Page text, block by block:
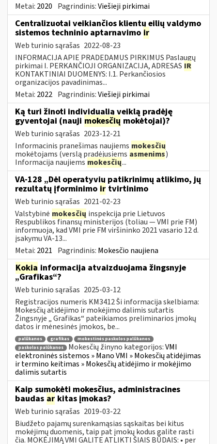
Metai: 2020 Pagrindinis:Viešieji pirkimai
Centralizuotai veikiančios klientų eilių valdymo
sistemos techninio aptarnavimo ir
Web turinio sąrašas 2022-08-23
INFORMACIJA APIE PRADEDAMUS PIRKIMUS Paslaugų
pirkimai I. PERKANČIOJI ORGANIZACIJA, ADRESAS IR
KONTAKTINIAI DUOMENYS: I.1. Perkančiosios
organizacijos pavadinimas...
Metai: 2022 Pagrindinis:Viešieji pirkimai
Ką turi žinoti individualią veiklą pradėję
gyventojai (nauji mokesčių mokėtojai)?
Web turinio sąrašas 2023-12-21
Informacinis pranešimas naujiems mokesčių
mokėtojams (verslą pradėjusiems asmenims)
Informacija naujiems mokesčių...
VA-128 „Dėl operatyvių patikrinimų atlikimo, jų
rezultatų įforminimo ir tvirtinimo
Web turinio sąrašas 2021-02-23
Valstybinė mokesčių inspekcija prie Lietuvos
Respublikos finansų ministerijos (toliau ― VMI prie FM)
informuoja, kad VMI prie FM viršininko 2021 vasario 12 d.
įsakymu VA-13...
Metai: 2021 Pagrindinis: Mokesčio naujiena
Kokia informacija atvaizduojama žingsnyje
„Grafikas“?
Web turinio sąrašas 2025-03-12
Registracijos numeris KM3412 Ši informacija skelbiama:
Mokesčių atidėjimo ir mokėjimo dalimis sutartis
Žingsnyje „ Grafikas“ pateikiamos preliminarios įmokų
datos ir mėnesinės įmokos, be...
palūkanos grafikas
mokestinės paskolos palūkanos
paskolos palūkanos
Mokesčių žinyno kategorijos:VMI
elektroninės sistemos » Mano VMI » Mokesčių atidėjimas
ir termino keitimas » Mokesčių atidėjimo ir mokėjimo
dalimis sutartis
Kaip sumokėti mokesčius, administracines
baudas ar kitas įmokas?
Web turinio sąrašas 2019-03-22
Biudžeto pajamų surenkamąsias sąskaitas bei kitus
mokėjimų duomenis, taip pat įmokų kodus galite rasti
čia. MOKĖJIMĄ VMI GALITE ATLIKTI ŠIAIS BŪDAIS: • per